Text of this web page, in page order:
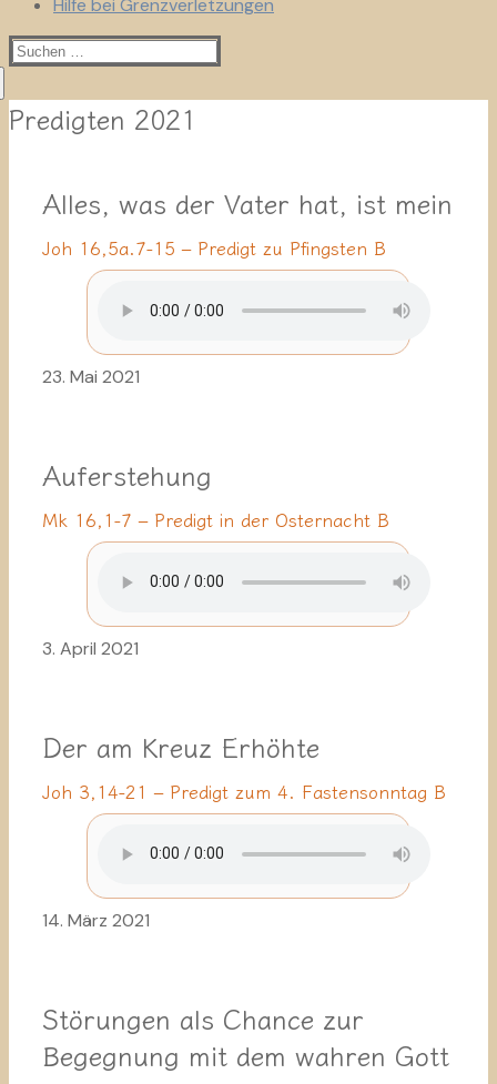
Hilfe bei Grenzverletzungen
Suchen
nach:
Predigten 2021
Alles, was der Vater hat, ist mein
Joh 16,5a.7-15 – Predigt zu Pfingsten B
23. Mai 2021
Auferstehung
Mk 16,1-7 – Predigt in der Osternacht B
3. April 2021
Der am Kreuz Erhöhte
Joh 3,14-21 – Predigt zum 4. Fastensonntag B
14. März 2021
Störungen als Chance zur
Begegnung mit dem wahren Gott